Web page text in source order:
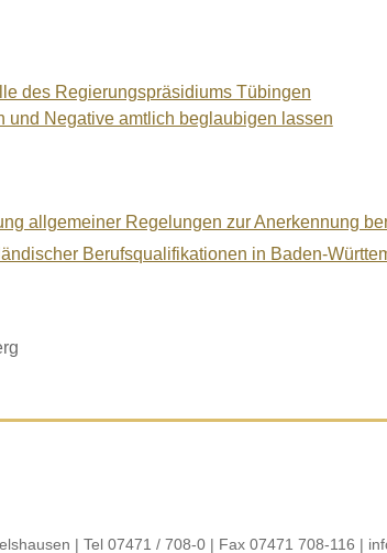
des Regierungspräsidiums Tübingen
und Negative amtlich beglaubigen lassen
allgemeiner Regelungen zur Anerkennung
Berufsqualifikationen in Baden-
| Tel 07471 / 708-0 | Fax 07471 708-116 |